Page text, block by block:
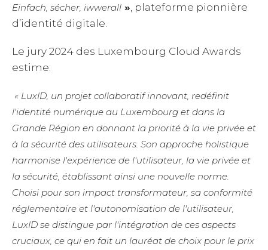
Einfach, sécher, iwwerall » , plateforme pionnière
d’identité digitale.
Le jury 2024 des Luxembourg Cloud Awards
estime:
« LuxID, un projet collaboratif innovant, redéfinit
l'identité numérique au Luxembourg et dans la
Grande Région en donnant la priorité à la vie privée et
à la sécurité des utilisateurs. Son approche holistique
harmonise l'expérience de l'utilisateur, la vie privée et
la sécurité, établissant ainsi une nouvelle norme.
Choisi pour son impact transformateur, sa conformité
réglementaire et l'autonomisation de l'utilisateur,
LuxID se distingue par l'intégration de ces aspects
cruciaux, ce qui en fait un lauréat de choix pour le prix